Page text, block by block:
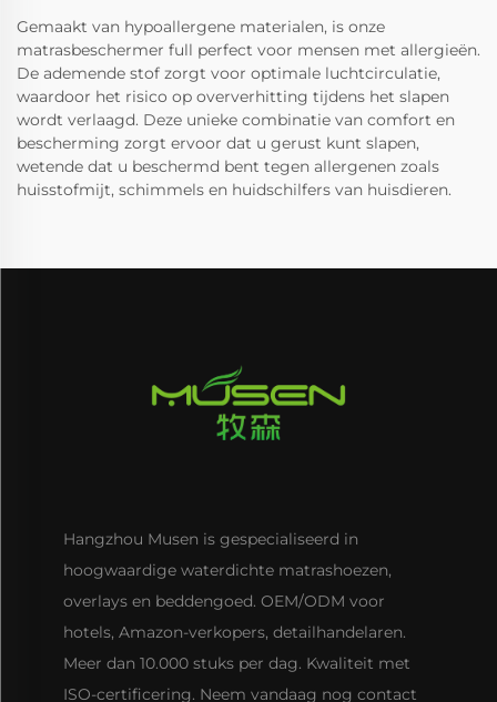
Gemaakt van hypoallergene materialen, is onze
matrasbeschermer full perfect voor mensen met allergieën.
De ademende stof zorgt voor optimale luchtcirculatie,
waardoor het risico op oververhitting tijdens het slapen
wordt verlaagd. Deze unieke combinatie van comfort en
bescherming zorgt ervoor dat u gerust kunt slapen,
wetende dat u beschermd bent tegen allergenen zoals
huisstofmijt, schimmels en huidschilfers van huisdieren.
Hangzhou Musen is gespecialiseerd in
hoogwaardige waterdichte matrashoezen,
overlays en beddengoed. OEM/ODM voor
hotels, Amazon-verkopers, detailhandelaren.
Meer dan 10.000 stuks per dag. Kwaliteit met
ISO-certificering. Neem vandaag nog contact